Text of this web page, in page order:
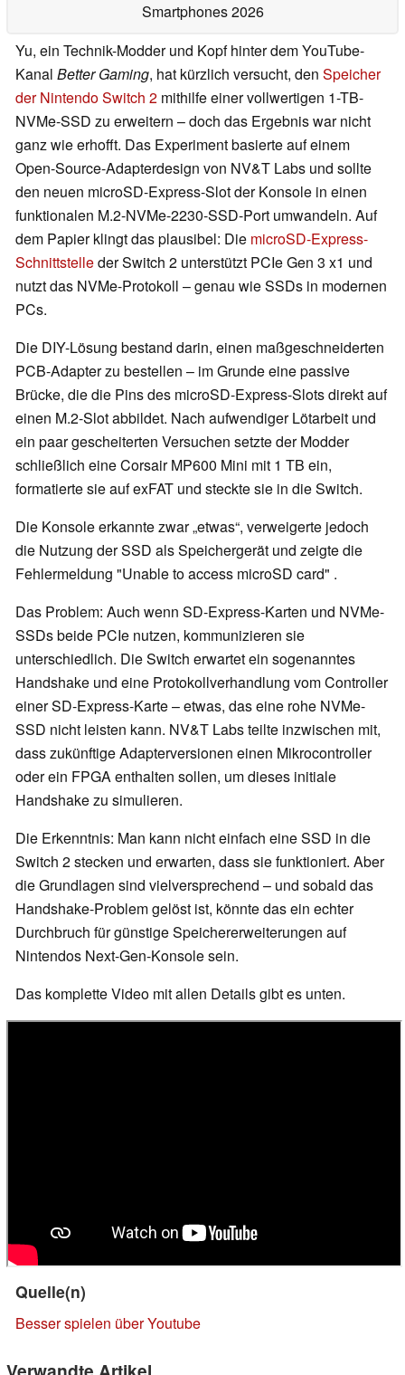
Smartphones 2026
Yu, ein Technik-Modder und Kopf hinter dem YouTube-
Kanal Better Gaming, hat kürzlich versucht, den Speicher
der Nintendo Switch 2 mithilfe einer vollwertigen 1-TB-
NVMe-SSD zu erweitern – doch das Ergebnis war nicht
ganz wie erhofft. Das Experiment basierte auf einem
Open-Source-Adapterdesign von NV&T Labs und sollte
den neuen microSD-Express-Slot der Konsole in einen
funktionalen M.2-NVMe-2230-SSD-Port umwandeln. Auf
dem Papier klingt das plausibel: Die microSD-Express-
Schnittstelleder Switch 2 unterstützt PCIe Gen 3 x1 und
nutzt das NVMe-Protokoll – genau wie SSDs in modernen
PCs.
Die DIY-Lösung bestand darin, einen maßgeschneiderten
PCB-Adapter zu bestellen – im Grunde eine passive
Brücke, die die Pins des microSD-Express-Slots direkt auf
einen M.2-Slot abbildet. Nach aufwendiger Lötarbeit und
ein paar gescheiterten Versuchen setzte der Modder
schließlich eine Corsair MP600 Mini mit 1 TB ein,
formatierte sie auf exFAT und steckte sie in die Switch.
Die Konsole erkannte zwar „etwas“, verweigerte jedoch
die Nutzung der SSD als Speichergerät und zeigte die
Fehlermeldung "Unable to access microSD card" .
Das Problem: Auch wenn SD-Express-Karten und NVMe-
SSDs beide PCIe nutzen, kommunizieren sie
unterschiedlich. Die Switch erwartet ein sogenanntes
Handshake und eine Protokollverhandlung vom Controller
einer SD-Express-Karte – etwas, das eine rohe NVMe-
SSD nicht leisten kann. NV&T Labs teilte inzwischen mit,
dass zukünftige Adapterversionen einen Mikrocontroller
oder ein FPGA enthalten sollen, um dieses initiale
Handshake zu simulieren.
Die Erkenntnis: Man kann nicht einfach eine SSD in die
Switch 2 stecken und erwarten, dass sie funktioniert. Aber
die Grundlagen sind vielversprechend – und sobald das
Handshake-Problem gelöst ist, könnte das ein echter
Durchbruch für günstige Speichererweiterungen auf
Nintendos Next-Gen-Konsole sein.
Das komplette Video mit allen Details gibt es unten.
Quelle(n)
Besser spielen über Youtube